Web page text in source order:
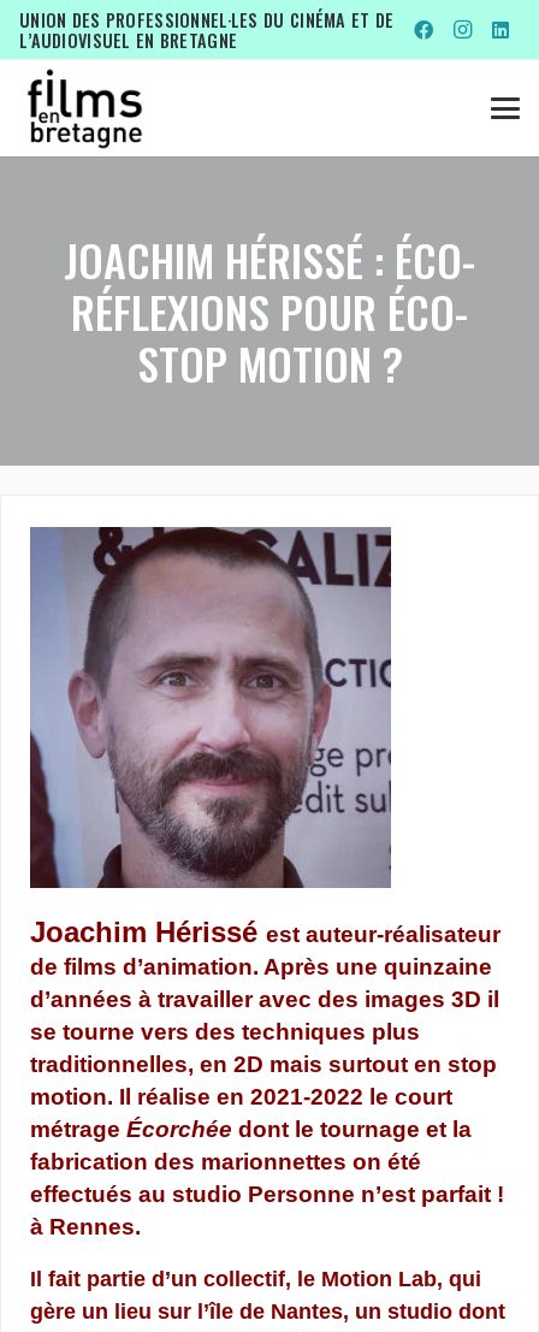
UNION DES PROFESSIONNEL·LES DU CINÉMA ET DE
L’AUDIOVISUEL EN BRETAGNE
JOACHIM HÉRISSÉ : ÉCO-
RÉFLEXIONS POUR ÉCO-
STOP MOTION ?
Joachim Hérissé est auteur-réalisateur
de films d’animation. Après une quinzaine
d’années à travailler avec des images 3D il
se tourne vers des techniques plus
traditionnelles, en 2D mais surtout en stop
motion. Il réalise en 2021-2022 le court
métrage Écorchée dont le tournage et la
fabrication des marionnettes on été
effectués au studio Personne n’est parfait !
à Rennes.
Il fait partie d’un collectif, le Motion Lab, qui
gère un lieu sur l’île de Nantes, un studio dont